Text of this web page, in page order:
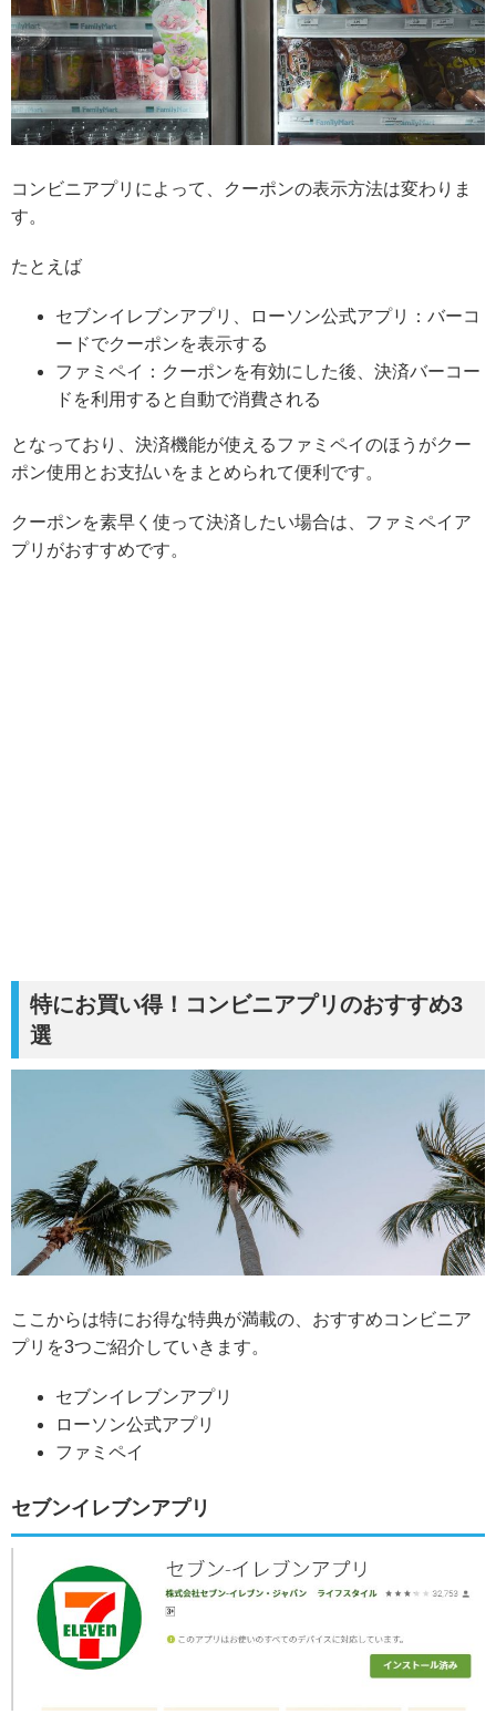
コンビニアプリによって、クーポンの表示方法は変わりま
す。
たとえば
セブンイレブンアプリ、ローソン公式アプリ：バーコ
ードでクーポンを表示する
ファミペイ：クーポンを有効にした後、決済バーコー
ドを利用すると自動で消費される
となっており、決済機能が使えるファミペイのほうがクー
ポン使用とお支払いをまとめられて便利です。
クーポンを素早く使って決済したい場合は、ファミペイア
プリがおすすめです。
特にお買い得！コンビニアプリのおすすめ3
選
ここからは特にお得な特典が満載の、おすすめコンビニア
プリを3つご紹介していきます。
セブンイレブンアプリ
ローソン公式アプリ
ファミペイ
セブンイレブンアプリ